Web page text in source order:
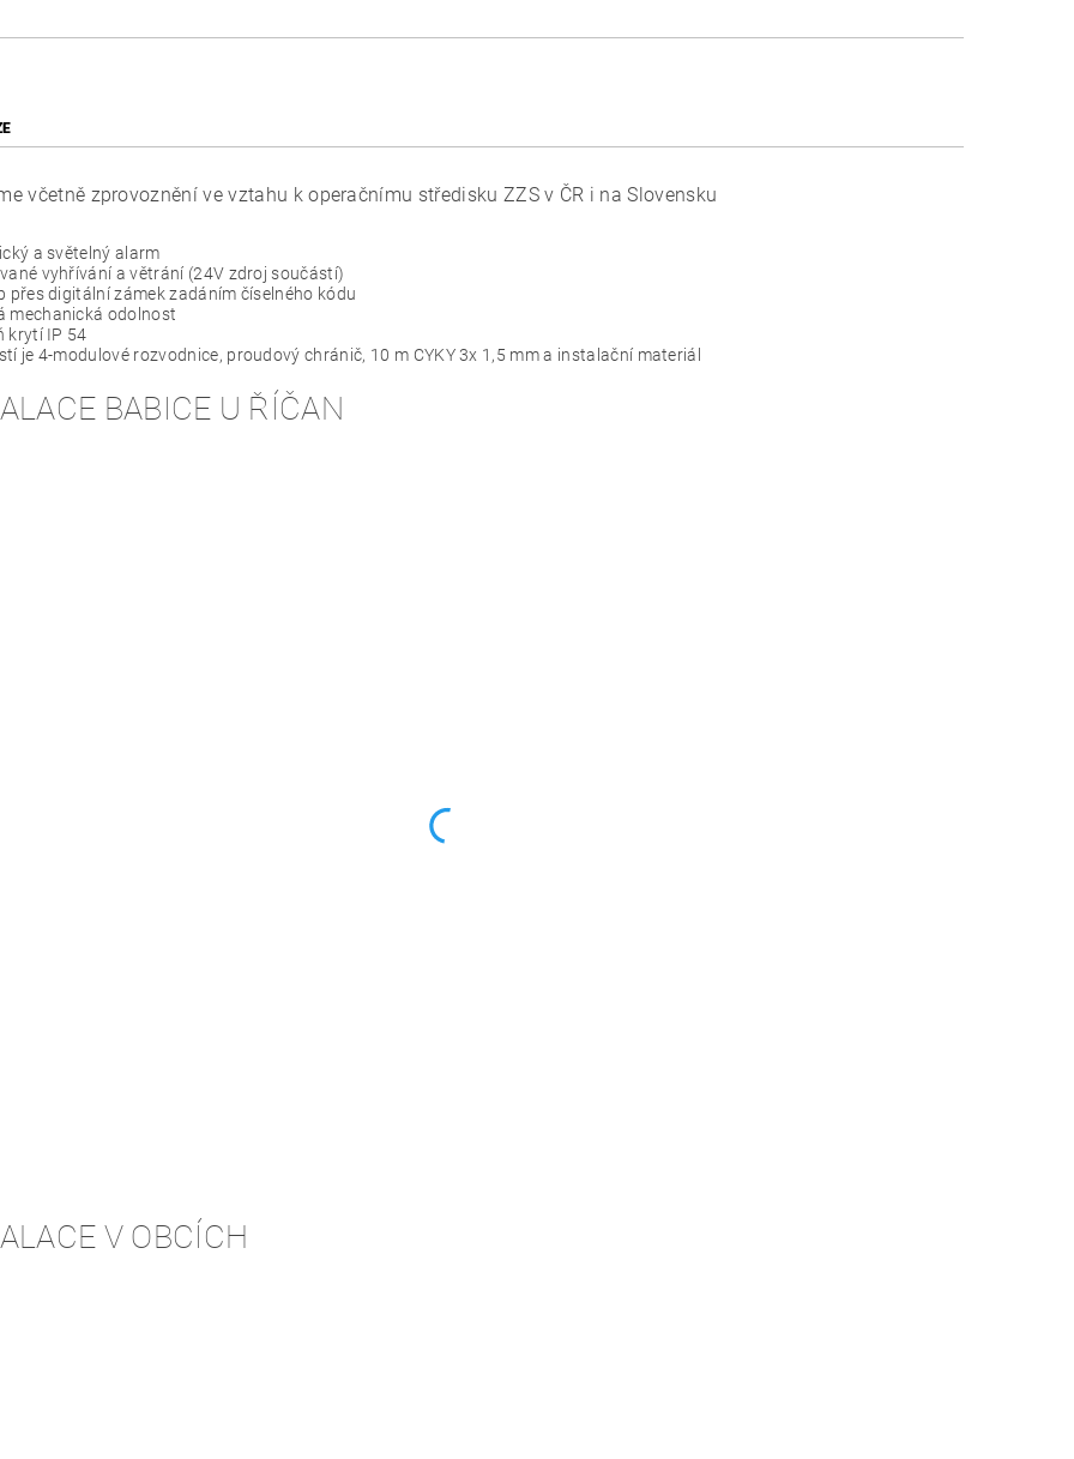
včetně zprovoznění ve vztahu k operačnímu středisku ZZS v ČR i na Slovensku
a světelný alarm
vyhřívání a větrání (24V zdroj součástí)
přes digitální zámek zadáním číselného kódu
mechanická odolnost
krytí IP 54
je 4-modulové rozvodnice, proudový chránič, 10 m CYKY 3x 1,5 mm a instalační materiál
BABICE U ŘÍČAN
V OBCÍCH